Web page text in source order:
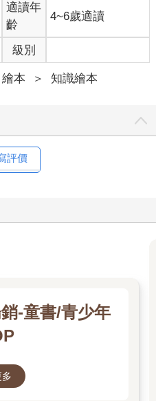
適讀年
齡
4~6歲適讀
級別
繪本 ＞ 知識繪本
評價
-童書/青少年